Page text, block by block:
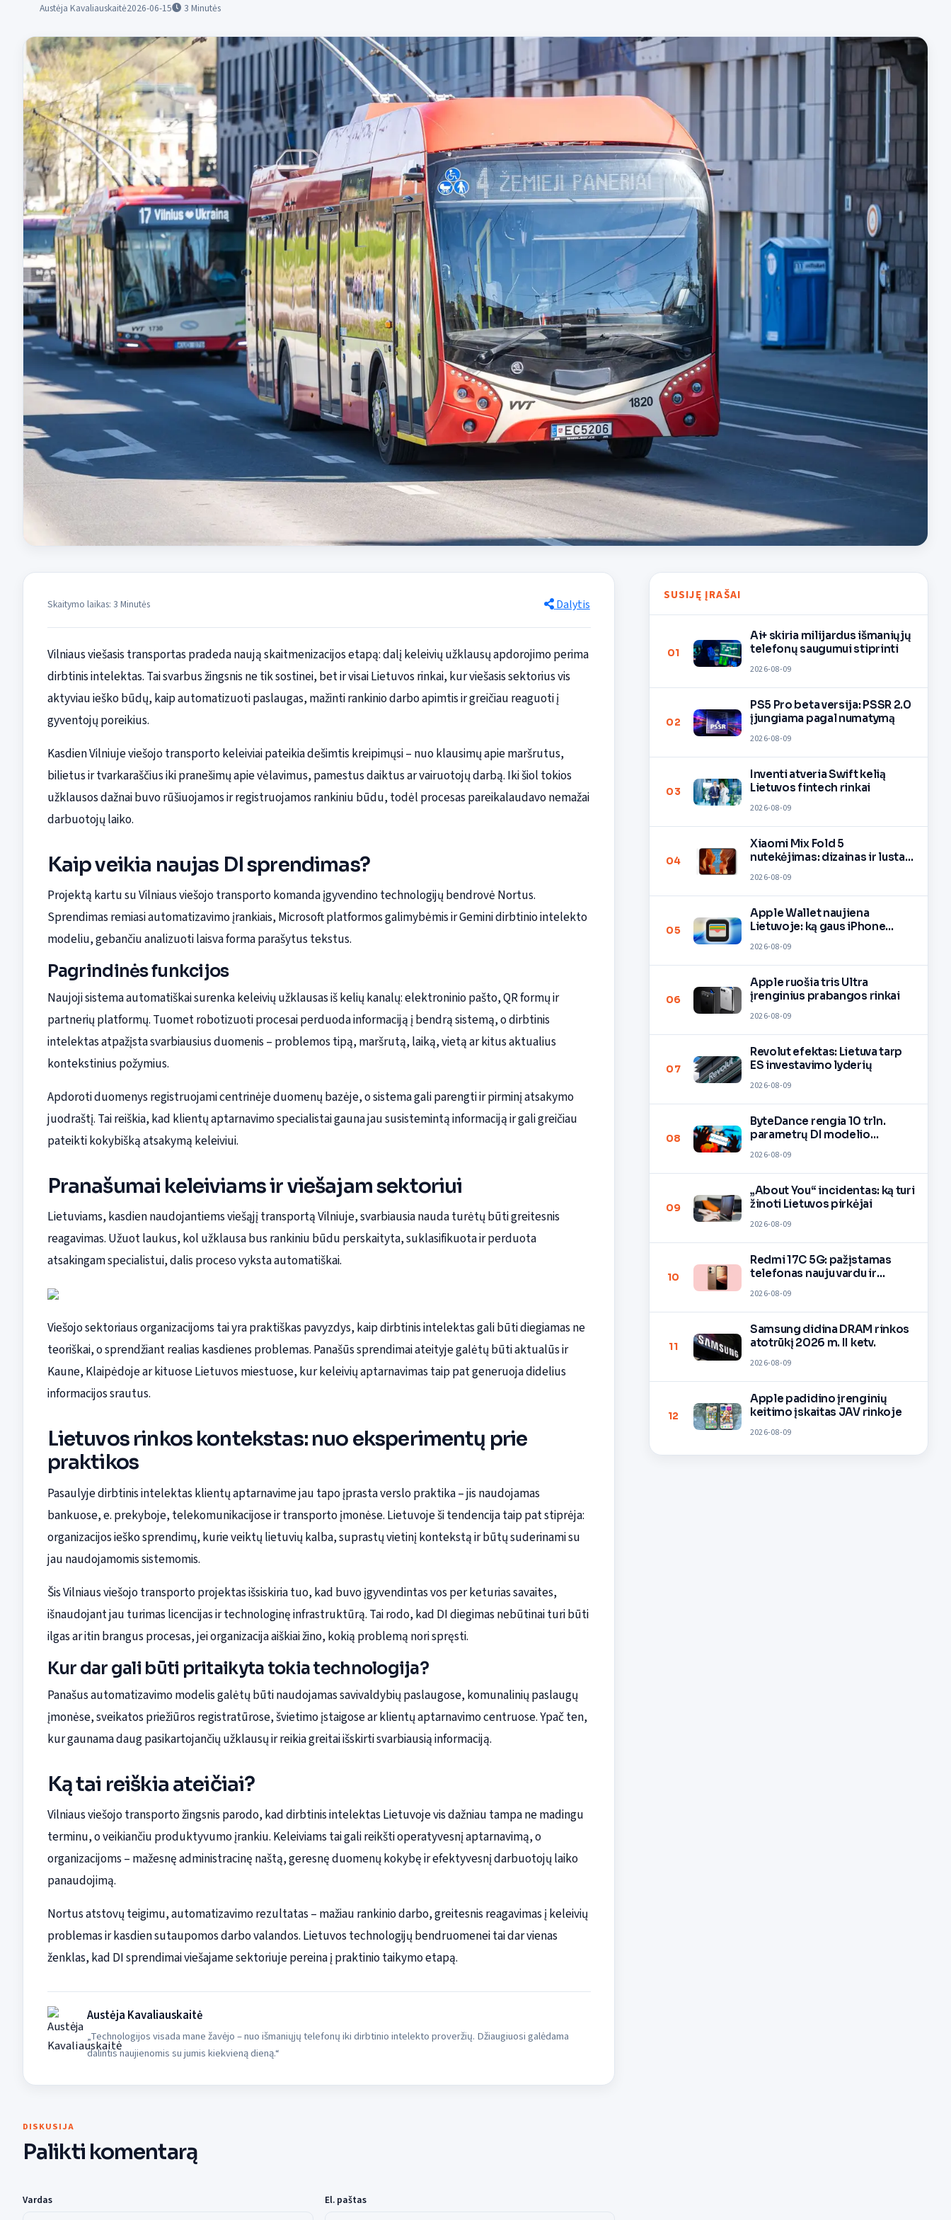
Austėja Kavaliauskaitė2026-06-15 3 Minutės
Skaitymo laikas: 3 Minutės Dalytis
Vilniaus viešasis transportas pradeda naują skaitmenizacijos etapą: dalį keleivių užklausų apdorojimo perima
dirbtinis intelektas. Tai svarbus žingsnis ne tik sostinei, bet ir visai Lietuvos rinkai, kur viešasis sektorius vis
aktyviau ieško būdų, kaip automatizuoti paslaugas, mažinti rankinio darbo apimtis ir greičiau reaguoti į
gyventojų poreikius.
Kasdien Vilniuje viešojo transporto keleiviai pateikia dešimtis kreipimųsi – nuo klausimų apie maršrutus,
bilietus ir tvarkaraščius iki pranešimų apie vėlavimus, pamestus daiktus ar vairuotojų darbą. Iki šiol tokios
užklausos dažnai buvo rūšiuojamos ir registruojamos rankiniu būdu, todėl procesas pareikalaudavo nemažai
darbuotojų laiko.
Kaip veikia naujas DI sprendimas?
Projektą kartu su Vilniaus viešojo transporto komanda įgyvendino technologijų bendrovė Nortus.
Sprendimas remiasi automatizavimo įrankiais, Microsoft platformos galimybėmis ir Gemini dirbtinio intelekto
modeliu, gebančiu analizuoti laisva forma parašytus tekstus.
Pagrindinės funkcijos
Naujoji sistema automatiškai surenka keleivių užklausas iš kelių kanalų: elektroninio pašto, QR formų ir
partnerių platformų. Tuomet robotizuoti procesai perduoda informaciją į bendrą sistemą, o dirbtinis
intelektas atpažįsta svarbiausius duomenis – problemos tipą, maršrutą, laiką, vietą ar kitus aktualius
kontekstinius požymius.
Apdoroti duomenys registruojami centrinėje duomenų bazėje, o sistema gali parengti ir pirminį atsakymo
juodraštį. Tai reiškia, kad klientų aptarnavimo specialistai gauna jau susistemintą informaciją ir gali greičiau
pateikti kokybišką atsakymą keleiviui.
Pranašumai keleiviams ir viešajam sektoriui
Lietuviams, kasdien naudojantiems viešąjį transportą Vilniuje, svarbiausia nauda turėtų būti greitesnis
reagavimas. Užuot laukus, kol užklausa bus rankiniu būdu perskaityta, suklasifikuota ir perduota
atsakingam specialistui, dalis proceso vyksta automatiškai.
Viešojo sektoriaus organizacijoms tai yra praktiškas pavyzdys, kaip dirbtinis intelektas gali būti diegiamas ne
teoriškai, o sprendžiant realias kasdienes problemas. Panašūs sprendimai ateityje galėtų būti aktualūs ir
Kaune, Klaipėdoje ar kituose Lietuvos miestuose, kur keleivių aptarnavimas taip pat generuoja didelius
informacijos srautus.
Lietuvos rinkos kontekstas: nuo eksperimentų prie
praktikos
Pasaulyje dirbtinis intelektas klientų aptarnavime jau tapo įprasta verslo praktika – jis naudojamas
bankuose, e. prekyboje, telekomunikacijose ir transporto įmonėse. Lietuvoje ši tendencija taip pat stiprėja:
organizacijos ieško sprendimų, kurie veiktų lietuvių kalba, suprastų vietinį kontekstą ir būtų suderinami su
jau naudojamomis sistemomis.
Šis Vilniaus viešojo transporto projektas išsiskiria tuo, kad buvo įgyvendintas vos per keturias savaites,
išnaudojant jau turimas licencijas ir technologinę infrastruktūrą. Tai rodo, kad DI diegimas nebūtinai turi būti
ilgas ar itin brangus procesas, jei organizacija aiškiai žino, kokią problemą nori spręsti.
Kur dar gali būti pritaikyta tokia technologija?
Panašus automatizavimo modelis galėtų būti naudojamas savivaldybių paslaugose, komunalinių paslaugų
įmonėse, sveikatos priežiūros registratūrose, švietimo įstaigose ar klientų aptarnavimo centruose. Ypač ten,
kur gaunama daug pasikartojančių užklausų ir reikia greitai išskirti svarbiausią informaciją.
Ką tai reiškia ateičiai?
Vilniaus viešojo transporto žingsnis parodo, kad dirbtinis intelektas Lietuvoje vis dažniau tampa ne madingu
terminu, o veikiančiu produktyvumo įrankiu. Keleiviams tai gali reikšti operatyvesnį aptarnavimą, o
organizacijoms – mažesnę administracinę naštą, geresnę duomenų kokybę ir efektyvesnį darbuotojų laiko
panaudojimą.
Nortus atstovų teigimu, automatizavimo rezultatas – mažiau rankinio darbo, greitesnis reagavimas į keleivių
problemas ir kasdien sutaupomos darbo valandos. Lietuvos technologijų bendruomenei tai dar vienas
ženklas, kad DI sprendimai viešajame sektoriuje pereina į praktinio taikymo etapą.
Austėja Kavaliauskaitė
„Technologijos visada mane žavėjo – nuo išmaniųjų telefonų iki dirbtinio intelekto proveržių. Džiaugiuosi galėdama
dalintis naujienomis su jumis kiekvieną dieną.“
DISKUSIJA
Palikti komentarą
Vardas El. paštas
SUSIJĘ ĮRAŠAI
01
Ai+ skiria milijardus išmaniųjų
telefonų saugumui stiprinti
2026-08-09
02
PS5 Pro beta versija: PSSR 2.0
įjungiama pagal numatymą
2026-08-09
03
Inventi atveria Swift kelią
Lietuvos fintech rinkai
2026-08-09
04
Xiaomi Mix Fold 5
nutekėjimas: dizainas ir lustas
2026-08-09
05
Apple Wallet naujiena
Lietuvoje: ką gaus iPhone
2026-08-09
06
Apple ruošia tris Ultra
įrenginius prabangos rinkai
2026-08-09
07
Revolut efektas: Lietuva tarp
ES investavimo lyderių
2026-08-09
08
ByteDance rengia 10 trln.
parametrų DI modelio
2026-08-09
09
„About You“ incidentas: ką turi
žinoti Lietuvos pirkėjai
2026-08-09
10
Redmi 17C 5G: pažįstamas
telefonas nauju vardu ir
2026-08-09
11
Samsung didina DRAM rinkos
atotrūkį 2026 m. II ketv.
2026-08-09
12
Apple padidino įrenginių
keitimo įskaitas JAV rinkoje
2026-08-09